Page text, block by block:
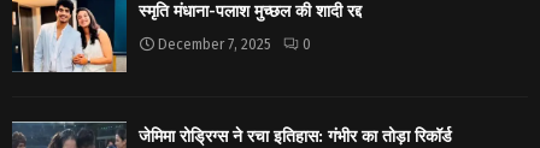
स्मृति मंधाना-पलाश मुच्छल की शादी रद्द
December 7, 2025 0
जेमिमा रोड्रिग्स ने रचा इतिहास: गंभीर का तोड़ा रिकॉर्ड